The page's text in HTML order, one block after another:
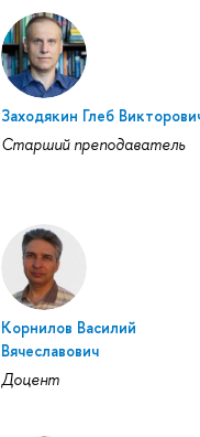
Заходякин Глеб
Старший преподаватель
Корнилов Василий
Вячеславович
Доцент